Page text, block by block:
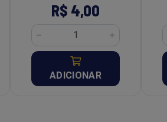
R$ 4,00
ADICIONAR